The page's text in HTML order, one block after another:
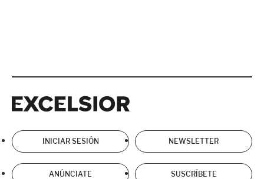
INICIAR SESIÓN NEWSLETTER
ANÚNCIATE SUSCRÍBETE